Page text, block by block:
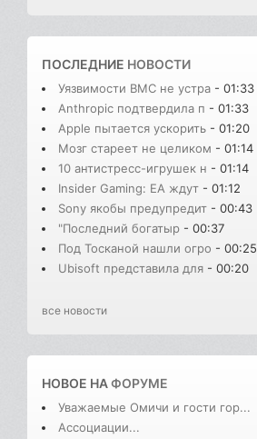
ПОСЛЕДНИЕ НОВОСТИ
Уязвимости BMC не устра - 01:33
Anthropic подтвердила п - 01:33
Apple пытается ускорить - 01:20
Мозг стареет не целиком - 01:14
10 антистресс-игрушек н - 01:14
Insider Gaming: EA ждут - 01:12
Sony якобы предупредит - 00:43
"Последний богатыр - 00:37
Под Тосканой нашли огро - 00:25
Ubisoft представила для - 00:20
все новости
НОВОЕ НАФОРУМЕ
Уважаемые Омичи и гости гор...
Ассоциации...